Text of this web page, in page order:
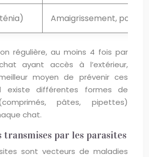
Amaigrissement, poil
régulière, au moins 4 fois par
ayant accès à l’extérieur,
moyen de prévenir ces
existe différentes formes de
pâtes, pipettes)
chat.
transmises par les parasites
sont vecteurs de maladies